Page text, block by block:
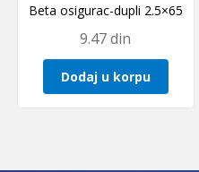
Beta osigurac-dupli 2.5×65
9.47din
Dodaj u korpu